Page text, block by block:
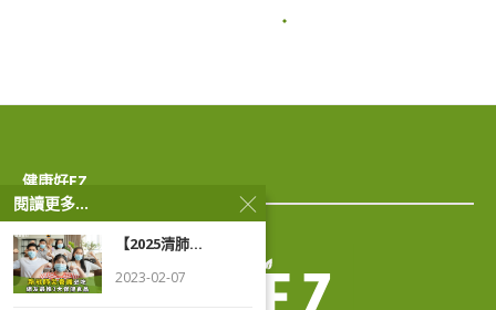
閱讀更多...
【2025清肺...
2023-02-07